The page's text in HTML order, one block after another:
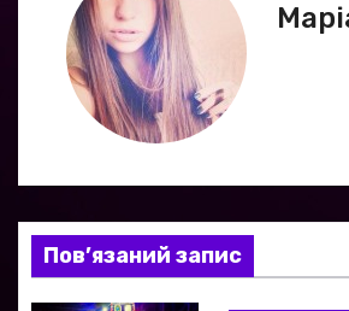
я
з
а
Пов’язаний запис